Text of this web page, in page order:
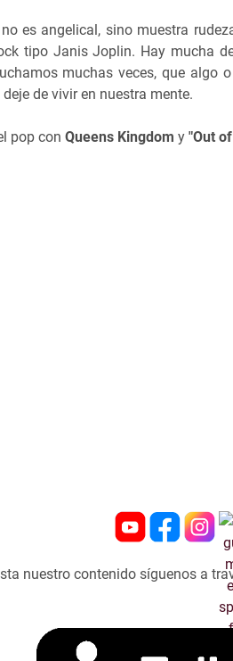
es angelical, sino muestra
tipo Janis Joplin. Hay mucha
muchas veces, que algo
de vivir en nuestra mente.
pop con Queens Kingdom y "Out
nuestro contenido síguenos a